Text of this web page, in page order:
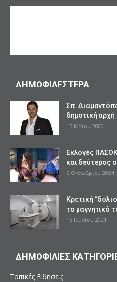
ΔΗΜΟΦΙΛΕΣΤΕΡΑ
Σπ.
δημοτική αρχή
15 Μαΐου 2020
Εκλογές
και δεύτερος
6 Οκτωβρίου 2024
Κρατική
το μαγνητικό
15 Ιουνίου 2021
ΔΗΜΟΦΙΛΙΕΣ
Τοπικές Ειδήσεις